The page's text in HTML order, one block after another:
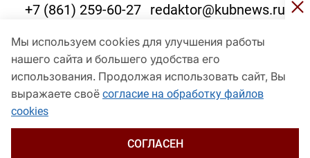
Мы используем cookies для улучшения работы
нашего сайта и большего удобства его
использования. Продолжая использовать сайт, Вы
выражаете своё согласие на обработку файлов
cookies
СОГЛАСЕН
+7 (861) 259-60-27 redaktor@kubnews.ru
Для пользователей старше 16 лет
© Кубанские Новости, 2017
Сетевое издание «kubnews» зарегистрировано Федеральной
службой по надзору в сфере связи, информационных технологий
и массовых коммуникаций (Роскомнадзор). Регистрационный
Пашковская, 2). Главный редактор – Филиппов О. Ю.